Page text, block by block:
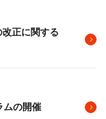
改正に関する
ムの開催